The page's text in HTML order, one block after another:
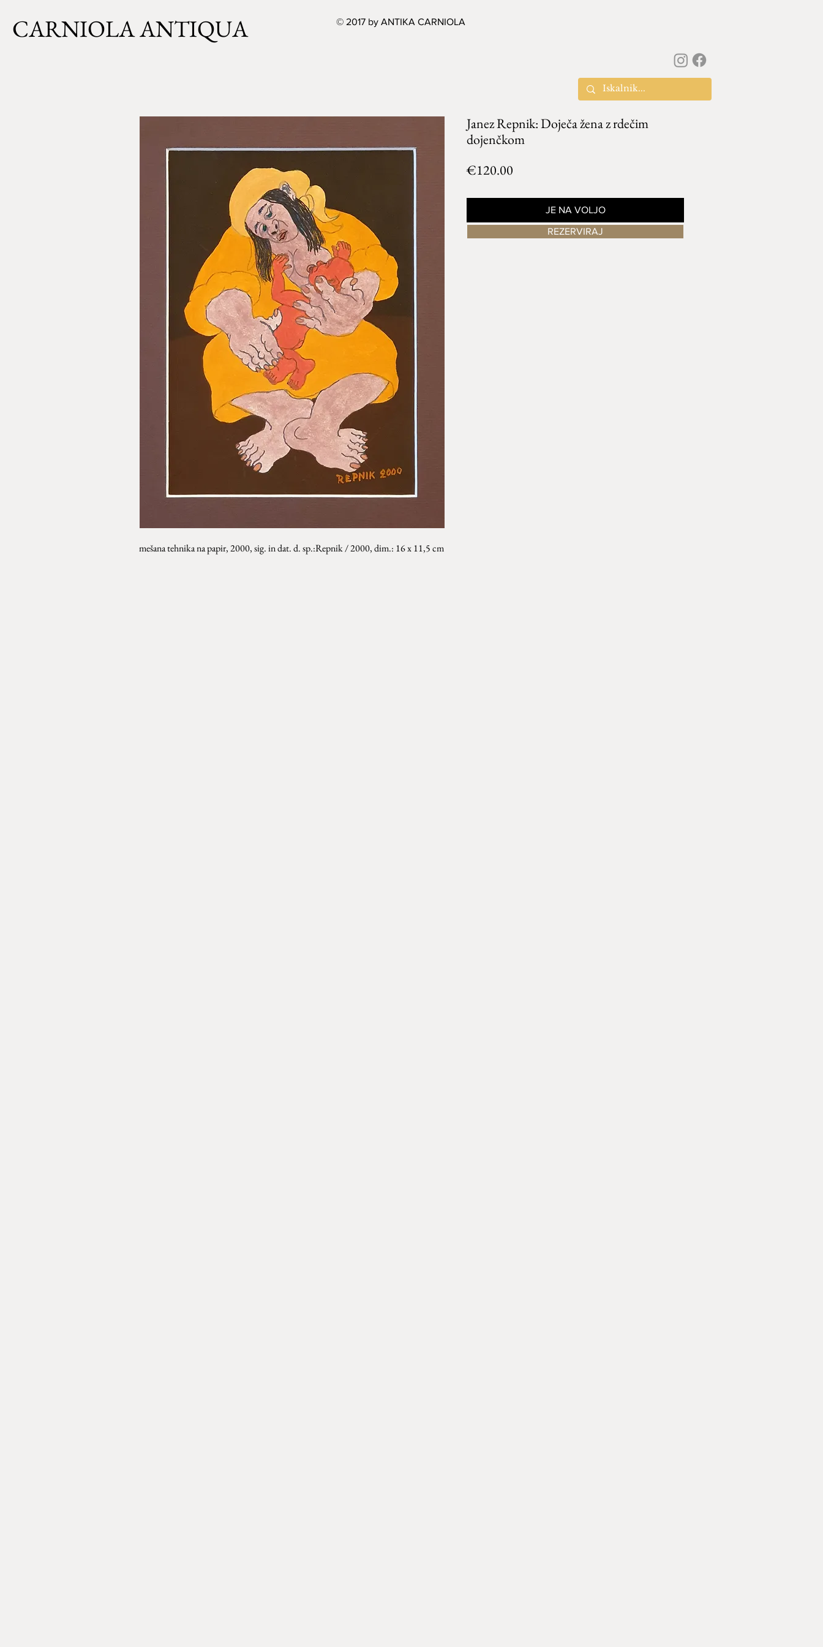
CARNIOLA ANTIQUA © 2017 by ANTIKA CARNIOLA
mešana tehnika na papir, 2000, sig. in dat. d. sp.:Repnik / 2000, dim.: 16 x 11,5 cm
Janez Repnik: Doječa žena z rdečim
dojenčkom
€120.00
JE NA VOLJO
REZERVIRAJ